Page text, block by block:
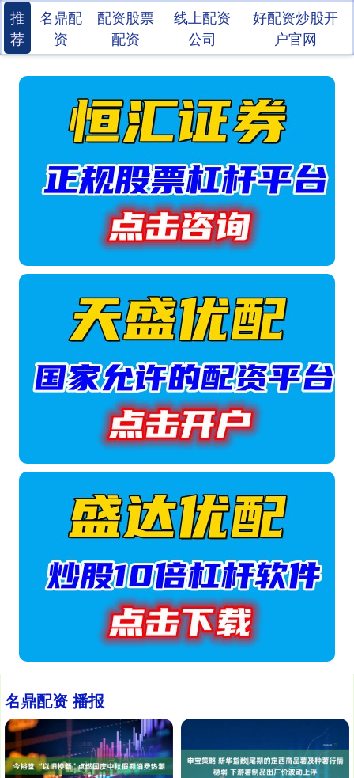
名鼎配资 播报
推
荐
名鼎配
资
配资股票
配资
线上配资
公司
好配资炒股开
户官网